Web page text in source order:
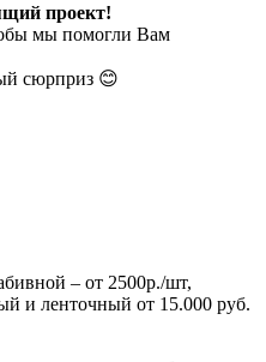
проект!
мы помогли Вам
сюрприз 😊
– от 2500р./шт,
и ленточный от 15.000 руб.